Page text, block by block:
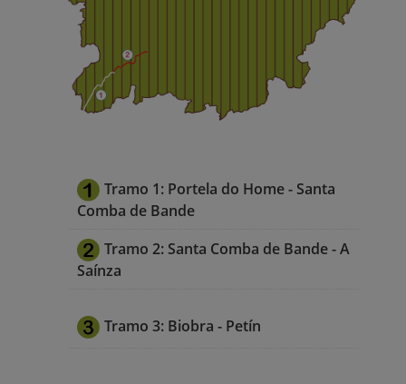
Tramo 1: Portela do Home - Santa
Comba de Bande
Tramo 2: Santa Comba de Bande - A
Saínza
Tramo 3: Biobra - Petín